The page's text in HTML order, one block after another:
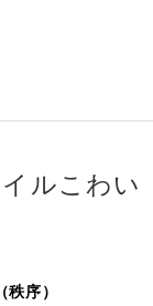
ルこわい
序）